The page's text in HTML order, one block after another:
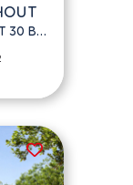
JASPAR VAN KINSCHOTSTRAAT 30 BUS 6